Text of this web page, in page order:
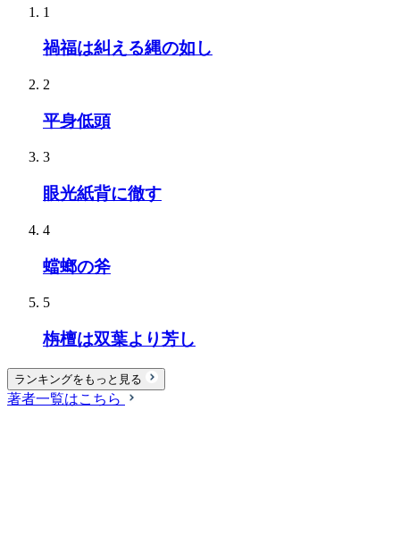
1
禍福は糾える縄の如し
2
平身低頭
3
眼光紙背に徹す
4
蟷螂の斧
5
栴檀は双葉より芳し
ランキングをもっと見る
著者一覧はこちら